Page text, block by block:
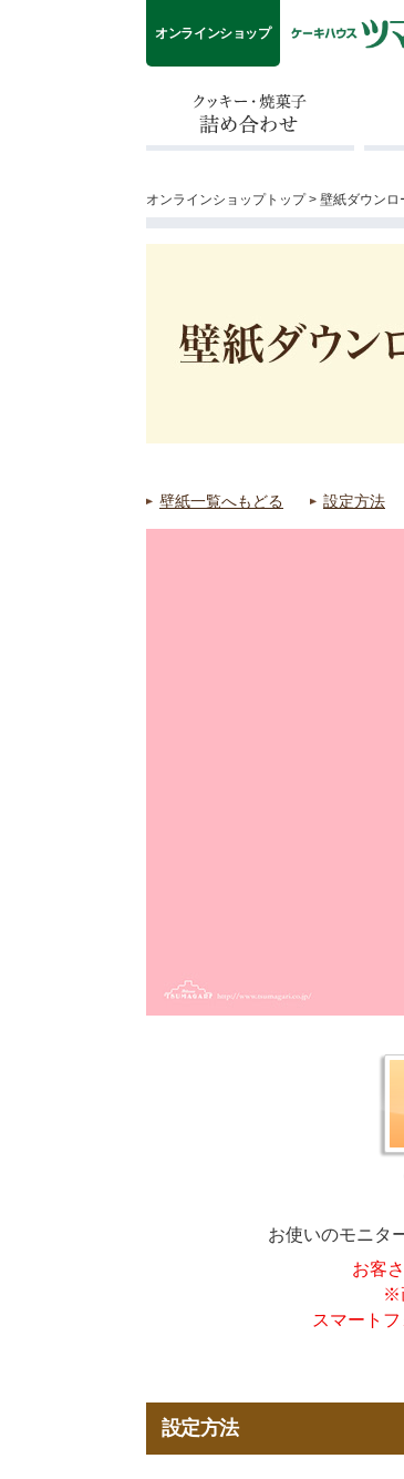
オンラインショップ
オンラインショップトップ> 壁紙ダウンロ
壁紙一覧へもどる 設定方法
お使いのモニタ
お客
※
スマート
設定方法